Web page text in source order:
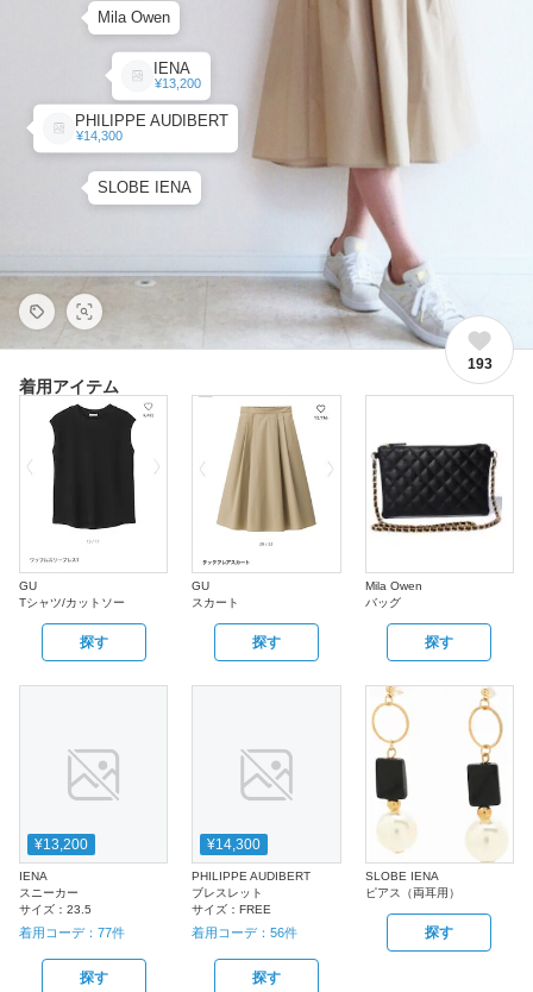
Mila Owen
IENA
¥13,200
PHILIPPE AUDIBERT
¥14,300
SLOBE IENA
193
着用アイテム
GU
Tシャツ/カットソー
探す
GU
スカート
探す
Mila Owen
バッグ
探す
¥13,200
IENA
スニーカー
サイズ： 23.5
着用コーデ： 77件
探す
¥14,300
PHILIPPE AUDIBERT
ブレスレット
サイズ：FREE
着用コーデ：56件
探す
SLOBE IENA
ピアス（両耳用）
探す